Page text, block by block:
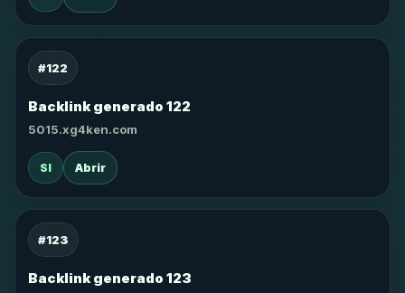
#122
Backlink generado 122
5015.xg4ken.com
SI Abrir
#123
Backlink generado 123